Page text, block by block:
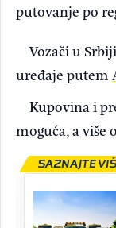
putovanje po
Vozači u
uređaje putem
Kupovina i
moguća, a više
SAZNAJTE